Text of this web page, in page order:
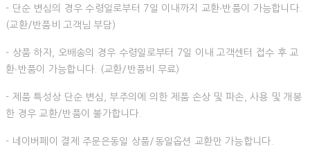
- 단순 변심의 경우 수령일로부터 7일 이내까지 교환∙반품이 가능합니다.
(교환/반품비 고객님 부담)
- 상품 하자, 오배송의 경우 수령일로부터 7일 이내 고객센터 접수 후 교
환∙반품이 가능합니다. (교환/반품비 무료)
- 제품 특성상 단순 변심, 부주의에 의한 제품 손상 및 파손, 사용 및 개봉
한 경우 교환/반품이 불가합니다.
- 네이버페이 결제 주문은동일 상품/동일옵션 교환만 가능합니다.